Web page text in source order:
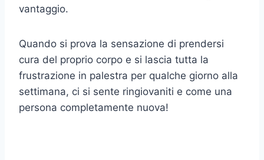
vantaggio.
Quando si prova la sensazione di prendersi
cura del proprio corpo e si lascia tutta la
frustrazione in palestra per qualche giorno alla
settimana, ci si sente ringiovaniti e come una
persona completamente nuova!